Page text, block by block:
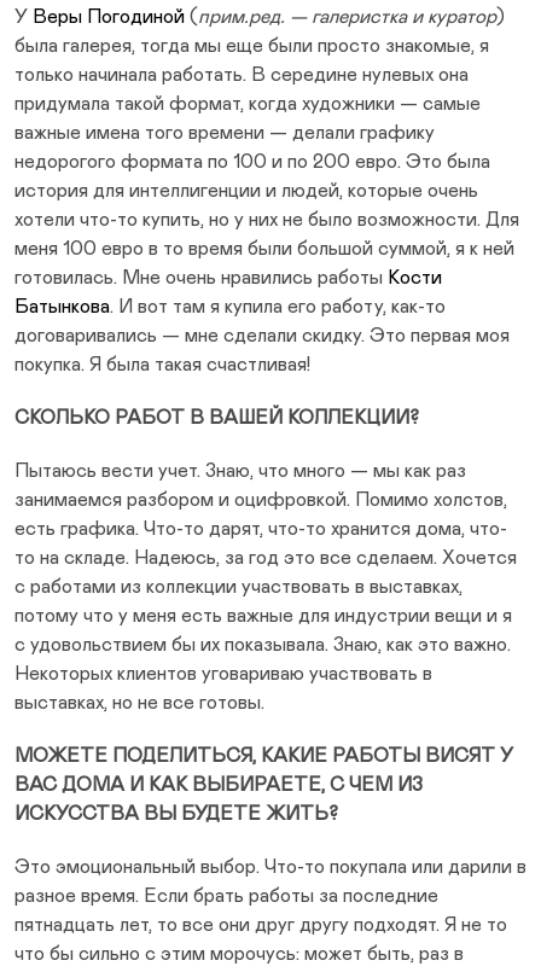
У Веры Погодиной ( прим.ред. — галеристка и куратор)
была галерея, тогда мы еще были просто знакомые, я
только начинала работать. В середине нулевых она
придумала такой формат, когда художники — самые
важные имена того времени — делали графику
недорогого формата по 100 и по 200 евро. Это была
история для интеллигенции и людей, которые очень
хотели что-то купить, но у них не было возможности. Для
меня 100 евро в то время были большой суммой, я к ней
готовилась. Мне очень нравились работы Кости
Батынкова. И вот там я купила его работу, как-то
договаривались — мне сделали скидку. Это первая моя
покупка. Я была такая счастливая!
СКОЛЬКО РАБОТ В ВАШЕЙ КОЛЛЕКЦИИ?
Пытаюсь вести учет. Знаю, что много — мы как раз
занимаемся разбором и оцифровкой. Помимо холстов,
есть графика. Что-то дарят, что-то хранится дома, что-
то на складе. Надеюсь, за год это все сделаем. Хочется
с работами из коллекции участвовать в выставках,
потому что у меня есть важные для индустрии вещи и я
с удовольствием бы их показывала. Знаю, как это важно.
Некоторых клиентов уговариваю участвовать в
выставках, но не все готовы.
МОЖЕТЕ ПОДЕЛИТЬСЯ, КАКИЕ РАБОТЫ ВИСЯТ У
ВАС ДОМА И КАК ВЫБИРАЕТЕ, С ЧЕМ ИЗ
ИСКУССТВА ВЫ БУДЕТЕ ЖИТЬ?
Это эмоциональный выбор. Что-то покупала или дарили в
разное время. Если брать работы за последние
пятнадцать лет, то все они друг другу подходят. Я не то
что бы сильно с этим морочусь: может быть, раз в